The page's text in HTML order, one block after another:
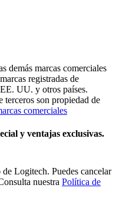
demás marcas comerciales
registradas de
UU. y otros países.
terceros son propiedad de
comerciales
y ventajas exclusivas.
Logitech. Puedes cancelar
nuestra Política de